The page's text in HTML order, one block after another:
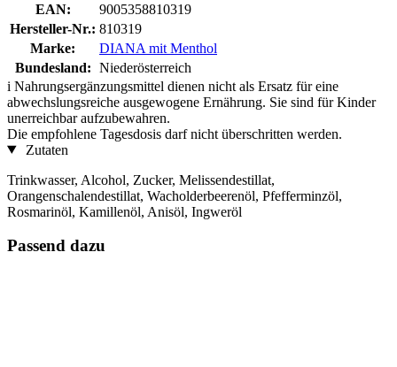
EAN:
9005358810319
Hersteller-Nr.: 810319
Marke:
DIANA mit Menthol
Bundesland: Niederösterreich
i Nahrungsergänzungsmittel dienen nicht als Ersatz für eine
abwechslungsreiche ausgewogene Ernährung. Sie sind für Kinder
unerreichbar aufzubewahren.
Die empfohlene Tagesdosis darf nicht überschritten werden.
Zutaten
Trinkwasser, Alcohol, Zucker, Melissendestillat,
Orangenschalendestillat, Wacholderbeerenöl, Pfefferminzöl,
Rosmarinöl, Kamillenöl, Anisöl, Ingweröl
Passend dazu